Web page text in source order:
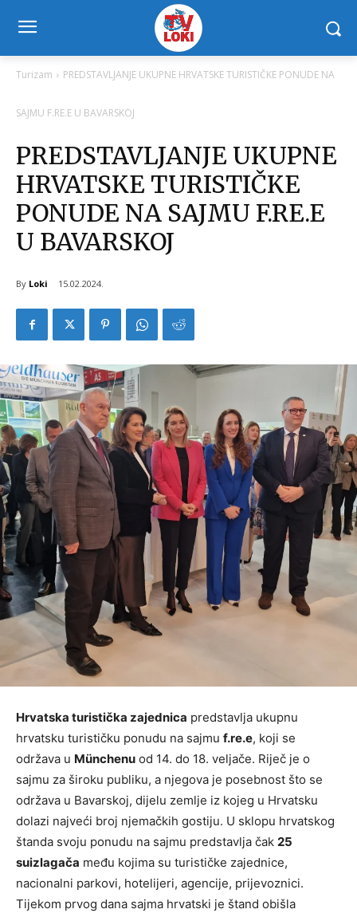
Turizam PREDSTAVLJANJE UKUPNE HRVATSKE TURISTIČKE PONUDE NA
SAJMU F.RE.E U BAVARSKOJ
PREDSTAVLJANJE UKUPNE
HRVATSKE TURISTIČKE
PONUDE NA SAJMU F.RE.E
U BAVARSKOJ
By Loki 15.02.2024.
Hrvatska turistička zajednica predstavlja ukupnu
hrvatsku turističku ponudu na sajmu f.re.e, koji se
održava u Münchenu od 14. do 18. veljače. Riječ je o
sajmu za široku publiku, a njegova je posebnost što se
održava u Bavarskoj, dijelu zemlje iz kojeg u Hrvatsku
dolazi najveći broj njemačkih gostiju. U sklopu hrvatskog
štanda svoju ponudu na sajmu predstavlja čak 25
suizlagača među kojima su turističke zajednice,
nacionalni parkovi, hotelijeri, agencije, prijevoznici.
Tijekom prvog dana sajma hrvatski je štand obišla